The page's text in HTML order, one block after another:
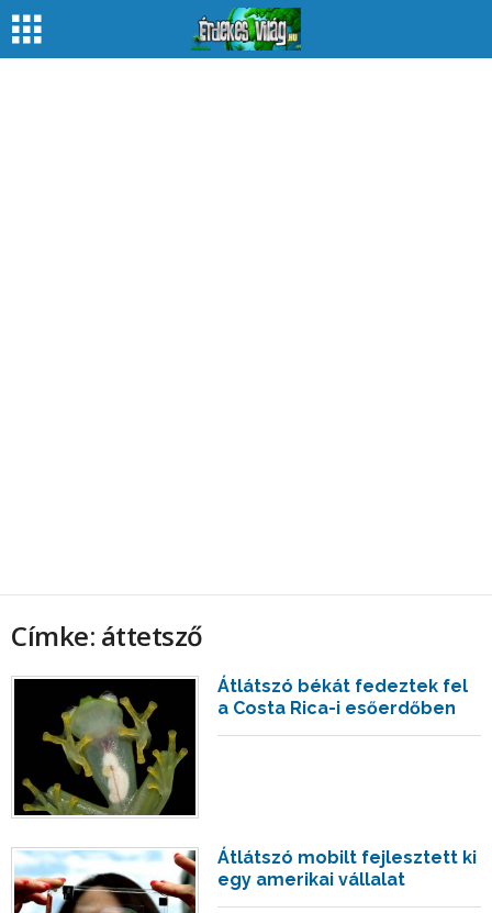
Címke: áttetsző
Átlátszó békát fedeztek fel
a Costa Rica-i esőerdőben
Átlátszó mobilt fejlesztett ki
egy amerikai vállalat